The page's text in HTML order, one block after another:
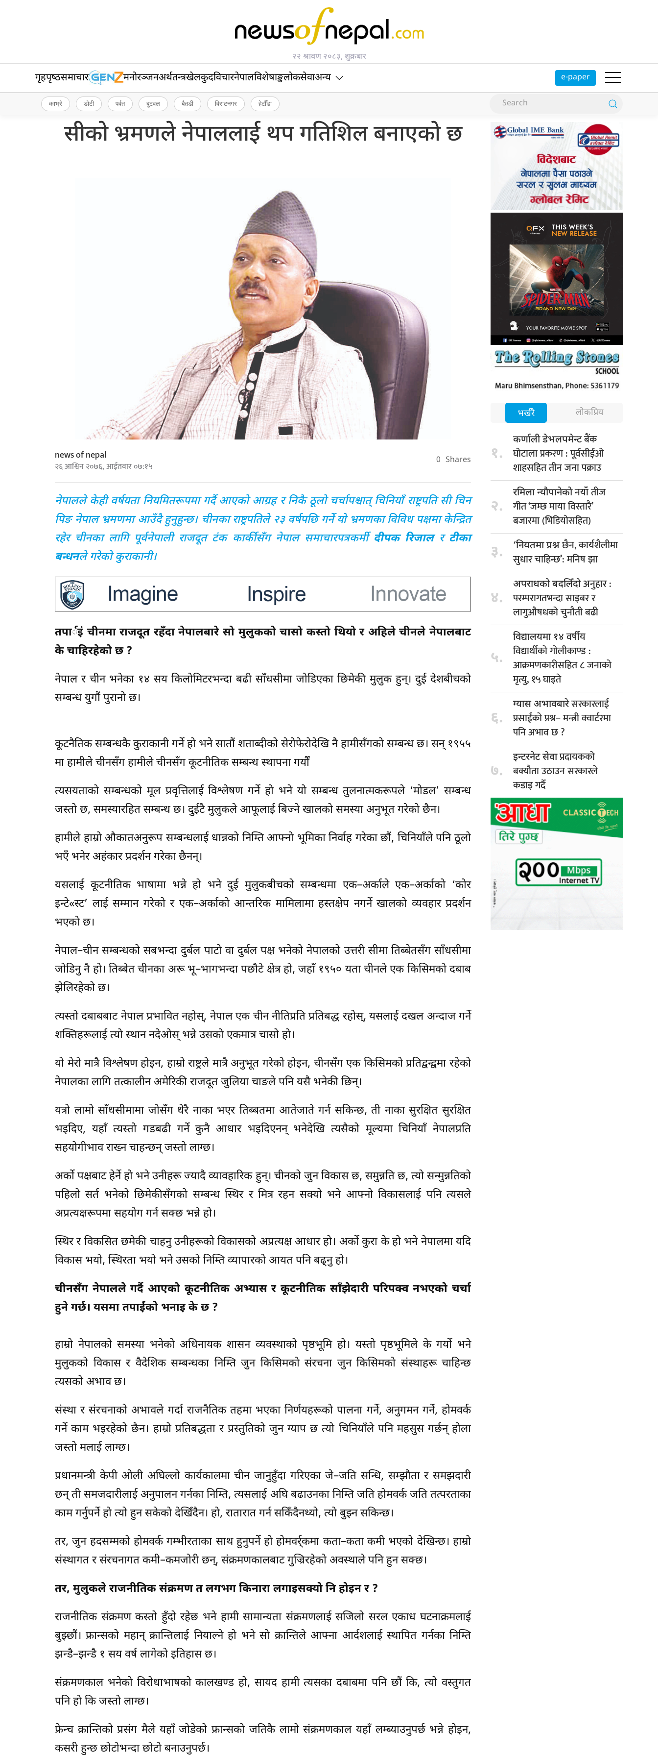
२२ श्रावण २०८३, शुक्रबार
गृहपृष्‍ठसमाचार मनोरञ्जनअर्थतन्त्रखेलकुदविचारनेपालविशेषाङ्कलोकसेवाअन्य e-paper
काभ्रे डोटी पर्वत बुटवल बैतडी विराटनगर हेटौँडा
सीको भ्रमणले नेपाललाई थप गतिशिल बनाएको छ
news of nepal
२६ आश्विन २०७६, आईतवार ०७:१५ 0 Shares
नेपालले केही वर्षयता नियमितरूपमा गर्दै आएको आग्रह र निकै ठूलो चर्चापश्चात् चिनियाँ राष्ट्रपति सी चिन
पिङ नेपाल भ्रमणमा आउँदै हुनुहुन्छ। चीनका राष्ट्रपतिले २३ वर्षपछि गर्ने यो भ्रमणका विविध पक्षमा केन्द्रित
रहेर चीनका लागि पूर्वनेपाली राजदूत टंक कार्कीसँग नेपाल समाचारपत्रकर्मी दीपक रिजालर टीका
बन्धनले गरेको कुराकानी।
तपार्इं चीनमा राजदूत रहँदा नेपालबारे सो मुलुकको चासो कस्तो थियो र अहिले चीनले नेपालबाट
के चाहिरहेको छ ?
नेपाल र चीन भनेका १४ सय किलोमिटरभन्दा बढी साँधसीमा जोडिएका छिमेकी मुलुक हुन्। दुई देशबीचको
सम्बन्ध युगौं पुरानो छ।
कूटनैतिक सम्बन्धकै कुराकानी गर्ने हो भने सातौं शताब्दीको सेरोफेरोदेखि नै हामीसँगको सम्बन्ध छ। सन् १९५५
मा हामीले चीनसँग हामीले चीनसँग कूटनीतिक सम्बन्ध स्थापना गर्यौं
त्यसयताको सम्बन्धको मूल प्रवृत्तिलाई विश्लेषण गर्ने हो भने यो सम्बन्ध तुलनात्मकरूपले ‘मोडल’ सम्बन्ध
जस्तो छ, समस्यारहित सम्बन्ध छ। दुईटै मुलुकले आफूलाई बिज्ने खालको समस्या अनुभूत गरेको छैन।
हामीले हाम्रो औकातअनुरूप सम्बन्धलाई धान्नको निम्ति आफ्नो भूमिका निर्वाह गरेका छौं, चिनियाँले पनि ठूलो
भएँ भनेर अहंकार प्रदर्शन गरेका छैनन्।
यसलाई कूटनीतिक भाषामा भन्ने हो भने दुई मुलुकबीचको सम्बन्धमा एक–अर्काले एक–अर्काको ‘कोर
इन्टे«स्ट’ लाई सम्मान गरेको र एक–अर्काको आन्तरिक मामिलामा हस्तक्षेप नगर्ने खालको व्यवहार प्रदर्शन
भएको छ।
नेपाल–चीन सम्बन्धको सबभन्दा दुर्बल पाटो वा दुर्बल पक्ष भनेको नेपालको उत्तरी सीमा तिब्बेतसँग साँधसीमा
जोडिनु नै हो। तिब्बेत चीनका अरू भू–भागभन्दा पछौटे क्षेत्र हो, जहाँ १९५० यता चीनले एक किसिमको दबाब
झेलिरहेको छ।
त्यस्तो दबाबबाट नेपाल प्रभावित नहोस्, नेपाल एक चीन नीतिप्रति प्रतिबद्ध रहोस्, यसलाई दखल अन्दाज गर्ने
शक्तिहरूलाई त्यो स्थान नदेओस् भन्ने उसको एकमात्र चासो हो।
यो मेरो मात्रै विश्लेषण होइन, हाम्रो राष्ट्रले मात्रै अनुभूत गरेको होइन, चीनसँग एक किसिमको प्रतिद्वन्द्वमा रहेको
नेपालका लागि तत्कालीन अमेरिकी राजदूत जुलिया चाङले पनि यसै भनेकी छिन्।
यत्रो लामो साँधसीमामा जोसँग धेरै नाका भएर तिब्बतमा आतेजाते गर्न सकिन्छ, ती नाका सुरक्षित सुरक्षित
भइदिए, यहाँ त्यस्तो गडबढी गर्ने कुनै आधार भइदिएनन् भनेदेखि त्यसैको मूल्यमा चिनियाँ नेपालप्रति
सहयोगीभाव राख्न चाहन्छन् जस्तो लाग्छ।
अर्को पक्षबाट हेर्ने हो भने उनीहरू ज्यादै व्यावहारिक हुन्। चीनको जुन विकास छ, समुन्नति छ, त्यो सन्मुन्नतिको
पहिलो सर्त भनेको छिमेकीसँगको सम्बन्ध स्थिर र मित्र रहन सक्यो भने आफ्नो विकासलाई पनि त्यसले
अप्रत्यक्षरूपमा सहयोग गर्न सक्छ भन्ने हो।
स्थिर र विकसित छमेकी चाहनु उनीहरूको विकासको अप्रत्यक्ष आधार हो। अर्को कुरा के हो भने नेपालमा यदि
विकास भयो, स्थिरता भयो भने उसको निम्ति व्यापारको आयत पनि बढ्नु हो।
चीनसँग नेपालले गर्दै आएको कूटनीतिक अभ्यास र कूटनीतिक साँझेदारी परिपक्व नभएको चर्चा
हुने गर्छ। यसमा तपाईंको भनाइ के छ ?
हाम्रो नेपालको समस्या भनेको अधिनायक शासन व्यवस्थाको पृष्ठभूमि हो। यस्तो पृष्ठभूमिले के गर्यो भने
मुलुकको विकास र वैदेशिक सम्बन्धका निम्ति जुन किसिमको संरचना जुन किसिमको संस्थाहरू चाहिन्छ
त्यसको अभाव छ।
संस्था र संरचनाको अभावले गर्दा राजनैतिक तहमा भएका निर्णयहरूको पालना गर्ने, अनुगमन गर्ने, होमवर्क
गर्ने काम भइरहेको छैन। हाम्रो प्रतिबद्धता र प्रस्तुतिको जुन ग्याप छ त्यो चिनियाँले पनि महसुस गर्छन् होला
जस्तो मलाई लाग्छ।
प्रधानमन्त्री केपी ओली अघिल्लो कार्यकालमा चीन जानुहुँदा गरिएका जे–जति सन्धि, सम्झौता र समझदारी
छन् ती समजदारीलाई अनुपालन गर्नका निम्ति, त्यसलाई अघि बढाउनका निम्ति जति होमवर्क जति तत्परताका
काम गर्नुपर्ने हो त्यो हुन सकेको देखिँदैन। हो, रातारात गर्न सकिँदैनथ्यो, त्यो बुझ्न सकिन्छ।
तर, जुन हदसम्मको होमवर्क गम्भीरताका साथ हुनुपर्ने हो होमवर्र्कमा कता–कता कमी भएको देखिन्छ। हाम्रो
संस्थागत र संरचनागत कमी–कमजोरी छन्, संक्रमणकालबाट गुज्रिरहेको अवस्थाले पनि हुन सक्छ।
तर, मुलुकले राजनीतिक संक्रमण त लगभग किनारा लगाइसक्यो नि होइन र ?
राजनीतिक संक्रमण कस्तो हुँदो रहेछ भने हामी सामान्यता संक्रमणलाई सजिलो सरल एकाध घटनाक्रमलाई
बुझ्छौं। फ्रान्सको महान् क्रान्तिलाई नियाल्ने हो भने सो क्रान्तिले आफ्ना आर्दशलाई स्थापित गर्नका निम्ति
झन्डै–झन्डै १ सय वर्ष लागेको इतिहास छ।
संक्रमणकाल भनेको विरोधाभाषको कालखण्ड हो, सायद हामी त्यसका दबाबमा पनि छौं कि, त्यो वस्तुगत
पनि हो कि जस्तो लाग्छ।
फ्रेन्च क्रान्तिको प्रसंग मैले यहाँ जोडेको फ्रान्सको जतिकै लामो संक्रमणकाल यहाँ लम्ब्याउनुपर्छ भन्ने होइन,
कसरी हुन्छ छोटोभन्दा छोटो बनाउनुपर्छ।
भर्खरै लोकप्रिय
१.
कर्णाली डेभलपमेन्टबैंक
घोटाला प्रकरण : पूर्वसीईओ
शाहसहित तीन जना पक्राउ
२.
रमिला न्यौपानेकाेनयाँ तीज
गीत ‘जम्छ माया विस्तारै’
बजारमा (भिडियाेसहित)
३. ‘नियतमा प्रश्नछैन, कार्यशैलीमा
सुधार चाहिन्छ’: मनिष झा
४.
अपराधको बदलिँदोअनुहार :
परम्परागतभन्दा साइबर र
लागुऔषधको चुनौती बढी
५.
विद्यालयमा १४वर्षीय
विद्यार्थीको गोलीकाण्ड :
आक्रमणकारीसहित ८ जनाको
मृत्यु, १५ घाइते
६.
ग्यास अभावबारेसरकारलाई
प्रसाईंको प्रश्न– मन्त्री क्वार्टरमा
पनि अभाव छ ?
७.
इन्टरनेट सेवाप्रदायकको
बक्यौता उठाउन सरकारले
कडाइ गर्दै